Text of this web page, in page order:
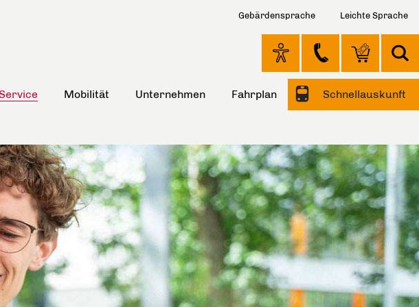
Gebärdensprache Leichte Sprache
Service Mobilität Unternehmen Fahrplan Schnellauskunft